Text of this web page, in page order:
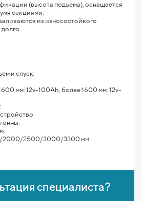
(высота подъема), оснащается
секциями.
из износостойкого
и спуск;
мм: 12v-100Ah, более 1600 мм: 12v-
2000/2500/3000/3300 мм.
специалиста?